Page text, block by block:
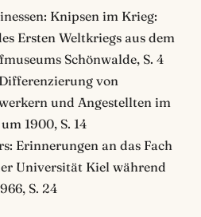
Knipsen im Krieg:
Ersten Weltkriegs aus dem
Schönwalde, S. 4
von
und Angestellten im
1900, S. 14
Erinnerungen an das Fach
Universität Kiel während
S. 24